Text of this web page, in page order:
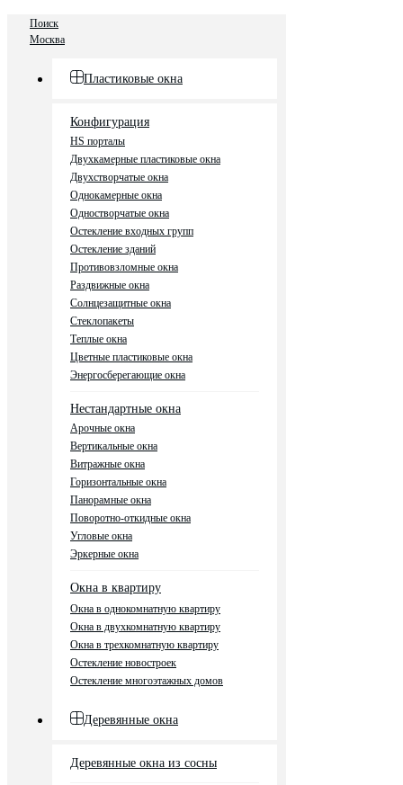
Поиск
Москва
Пластиковые окна
Конфигурация
HS порталы
Двухкамерные пластиковые окна
Двухстворчатые окна
Однокамерные окна
Одностворчатые окна
Остекление входных групп
Остекление зданий
Противовзломные окна
Раздвижные окна
Солнцезащитные окна
Стеклопакеты
Теплые окна
Цветные пластиковые окна
Энергосберегающие окна
Нестандартные окна
Арочные окна
Вертикальные окна
Витражные окна
Горизонтальные окна
Панорамные окна
Поворотно-откидные окна
Угловые окна
Эркерные окна
Окна в квартиру
Окна в однокомнатную квартиру
Окна в двухкомнатную квартиру
Окна в трехкомнатную квартиру
Остекление новостроек
Остекление многоэтажных домов
Деревянные окна
Деревянные окна из сосны